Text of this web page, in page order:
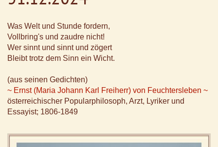
Was Welt und Stunde fordern,
Vollbring's und zaudre nicht!
Wer sinnt und sinnt und zögert
Bleibt trotz dem Sinn ein Wicht.
(aus seinen Gedichten)
~ Ernst (Maria Johann Karl Freiherr) von Feuchtersleben ~
österreichischer Popularphilosoph, Arzt, Lyriker und
Essayist; 1806-1849